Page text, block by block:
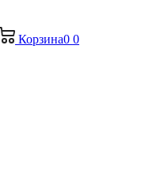
Корзина0 0